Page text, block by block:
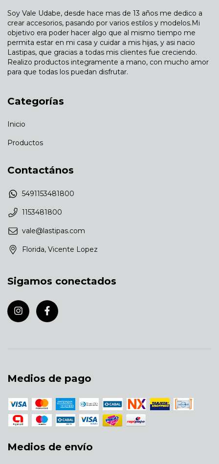
Soy Vale Udabe, desde hace mas de 13 años me dedico a
crear accesorios, pasando por varios estilos y modelos.Mi
objetivo era poder hacer algo que al mismo tiempo me
permita estar en mi casa y cuidar a mis hijas, y asi nacio
Lastipas, que gracias a todas mis clientes fue creciendo.
Realizo productos integramente a mano, con mucho amor
para que todas los puedan disfrutar.
Categorías
Inicio
Productos
Contactános
5491153481800
1153481800
vale@lastipas.com
Florida, Vicente Lopez
Sigamos conectados
Medios de pago
Medios de envío